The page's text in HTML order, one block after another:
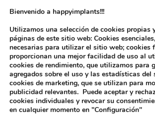
Inicio/ Implantología/ Aditamentos Digitales /
Bienvenido a happyimplants!!!
Utilizamos una selección de cookies propias
páginas de este sitio web: Cookies
necesarias para utilizar el sitio web; cookies
proporcionan una mejor facilidad de uso al
cookies de rendimiento, que utilizamos para
agregados sobre el uso y las estadísticas del
cookies de marketing, que se utilizan para
publicidad relevantes. Puede aceptar y
cookies individuales y revocar su
en cualquier momento en "Configuración"